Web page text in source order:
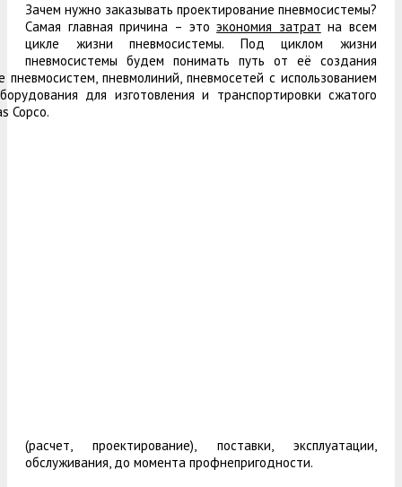
Зачем нужно заказывать проектирование пневмосистемы?
Самая главная причина – этоэкономия затрат на всем
цикле жизни пневмосистемы. Под циклом жизни
пневмосистемы будем понимать путь от её создания
(расчет, проектирование), поставки, эксплуатации,
обслуживания, до момента профнепригодности.